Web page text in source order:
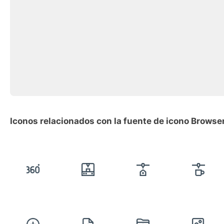
Iconos relacionados con la fuente de icono